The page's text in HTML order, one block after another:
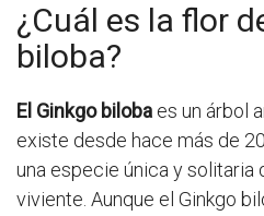
¿Cuál es la flor
biloba?
El Ginkgo biloba es un árbol
existe desde hace más de
una especie única y solitaria
viviente. Aunque el Ginkgo